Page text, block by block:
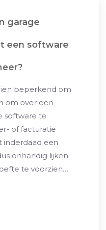
garage
een software
beperkend om
om over een
software te
of facturatie
inderdaad een
onhandig lijken
te voorzien…